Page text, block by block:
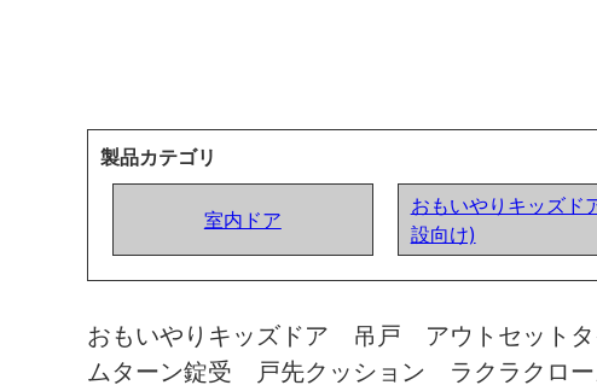
製品カテゴリ
室内ドア
おもいやりキッズド
設向け)
おもいやりキッズドア 吊戸 アウトセッ
ムターン錠受 戸先クッション ラクラクロー